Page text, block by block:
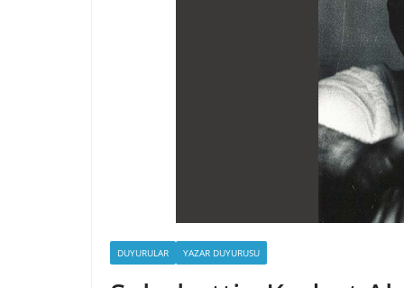
DUYURULAR YAZAR DUYURUSU